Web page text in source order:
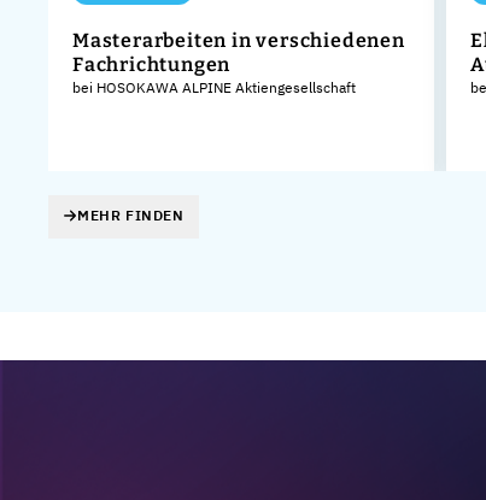
Masterarbeiten in verschiedenen
Fachrichtungen
bei HOSOKAWA ALPINE Aktiengesellschaft
MEHR FINDEN